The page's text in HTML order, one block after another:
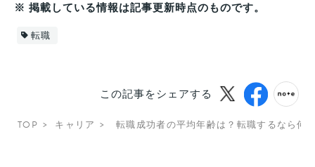
※ 掲載している情報は記事更新時点のものです。
転職
この記事をシェアする
TOP キャリア 転職成功者の平均年齢は？転職するなら何